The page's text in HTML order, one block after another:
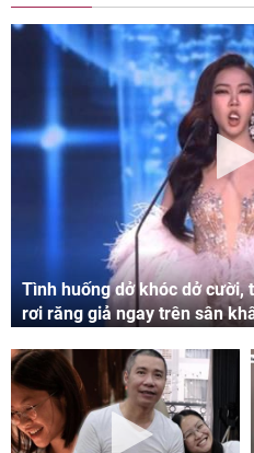
Tình huống dở khóc dở cười,
rơi răng giả ngay trên sân